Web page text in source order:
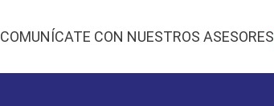
COMUNÍCATE CON NUESTROS ASESORES